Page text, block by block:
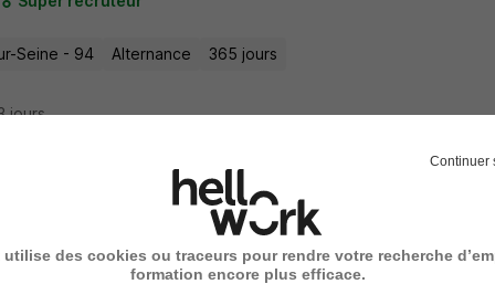
Seine - 94 Alternance 365 jours
jours
- Juriste Marchés Publics H/F
Français du Sang
Continuer
utilise des cookies ou traceurs pour rendre votre recherche
formation encore plus efficace.